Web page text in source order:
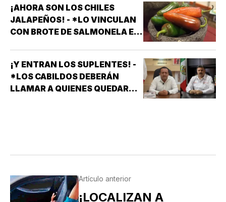
¡AHORA SON LOS CHILES
JALAPEÑOS! - *LO VINCULAN
CON BROTE DE SALMONELA EN
¡Y ENTRAN LOS SUPLENTES! -
*LOS CABILDOS DEBERÁN
LLAMAR A QUIENES QUEDARON
Artículo anterior
¡LOCALIZAN A